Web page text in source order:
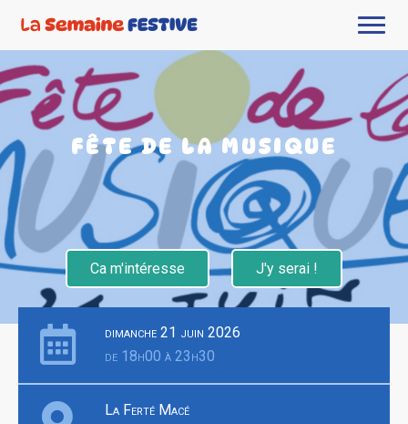
FÊTE DE LA MUSIQUE
Ca m'intéresse J'y serai !
dimanche 21 juin 2026
de 18h00 à 23h30
La Ferté Macé